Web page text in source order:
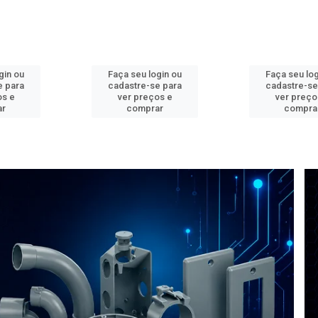
ou
para
e
Faça seu login ou
cadastre-se para
ver preços e
comprar
Faça seu
cadastre-
ver